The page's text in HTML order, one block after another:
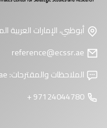
أبوظبي، الإمارات العربية
الملاحظات والمقترحات: